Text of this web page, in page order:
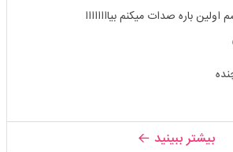
صدات میکنم بیاااااااا
بیشتر ببینید